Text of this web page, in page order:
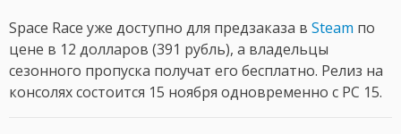
Space Race уже доступно для предзаказа в Steam по
цене в 12 долларов (391 рубль), а владельцы
сезонного пропуска получат его бесплатно. Релиз на
консолях состоится 15 ноября одновременно с PC 15.